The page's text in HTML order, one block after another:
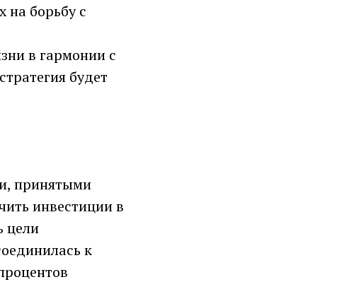
на борьбу с
в гармонии с
будет
принятыми
инвестиции в
цели
к